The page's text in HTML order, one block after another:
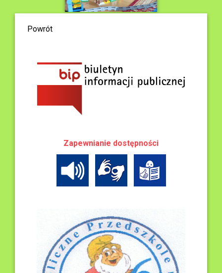
Powrót
Zapewnianie dostępności